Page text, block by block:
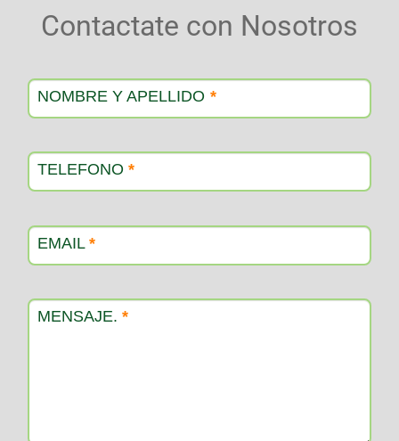
Contactate con Nosotros
producto
NOMBRE Y APELLIDO*
TELEFONO*
EMAIL*
MENSAJE.*